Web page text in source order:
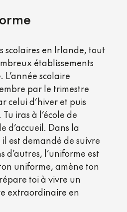
scolaires en Irlande, tout
établissements
L’année scolaire
par le trimestre
celui d’hiver et puis
iras à l’école de
d’accueil. Dans la
est demandé de suivre
d’autres, l’uniforme est
uniforme, amène ton
toi à vivre un
extraordinaire en